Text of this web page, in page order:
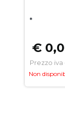
*
€
Prezzo iva
Non